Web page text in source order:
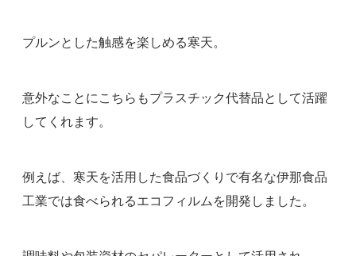
プルンとした触感を楽しめる寒天。
意外なことにこちらもプラスチック代替品として活躍
してくれます。
例えば、寒天を活用した食品づくりで有名な伊那食品
工業では食べられるエコフィルムを開発しました。